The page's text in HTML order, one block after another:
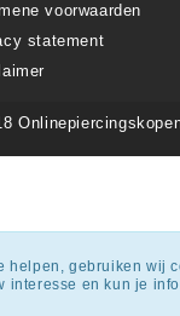
voorwaarden
statement
helpen, gebruiken wij
interesse en kun je